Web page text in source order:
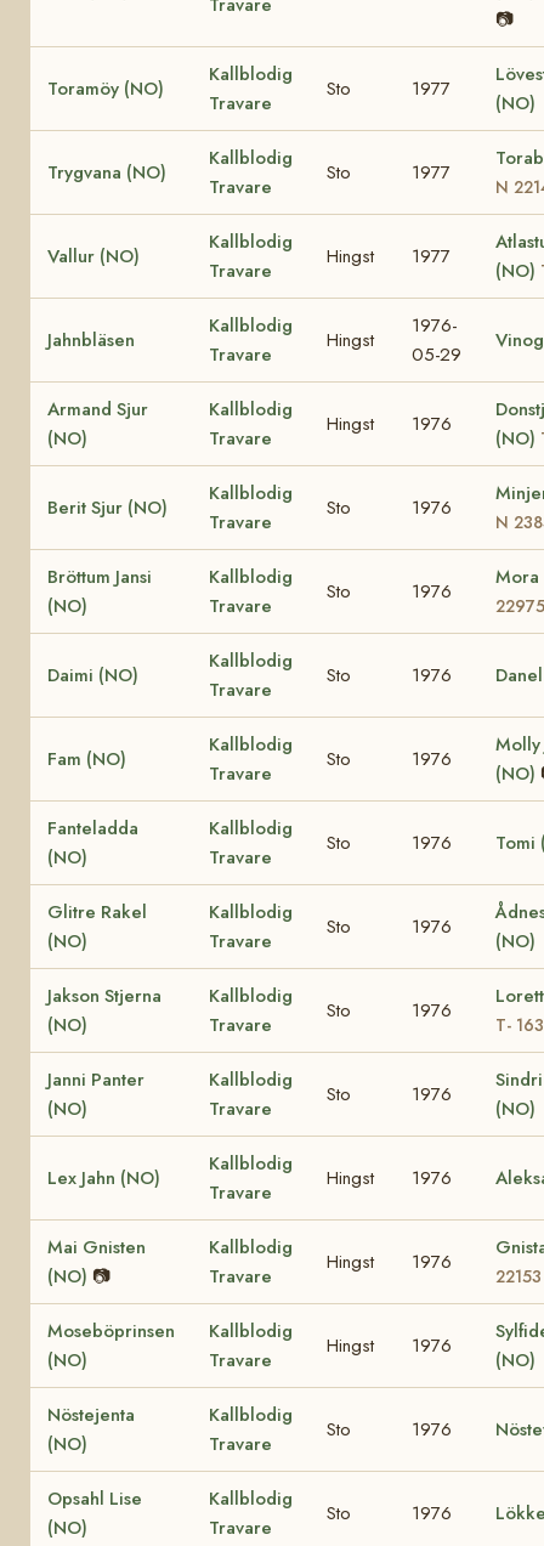
📷
Toramöy (NO)
Kallblodig
Travare
Sto 1977
(NO)
Trygvana (NO)
Kallblodig
Travare
Sto 1977
N
Vallur (NO)
Kallblodig
Travare
Hingst 1977
(NO)
Jahnbläsen
Kallblodig
Travare
Hingst
1976-
05-29
Armand Sjur
(NO)
Kallblodig
Travare
Hingst 1976
(NO)
Berit Sjur (NO)
Kallblodig
Travare
Sto 1976
N
Bröttum Jansi
(NO)
Kallblodig
Travare
Sto 1976
22975
Daimi (NO)
Kallblodig
Travare
Sto 1976
Fam (NO)
Kallblodig
Travare
Sto 1976
Molly
(NO)
Fanteladda
(NO)
Kallblodig
Travare
Sto 1976 Tomi
Glitre Rakel
(NO)
Kallblodig
Travare
Sto 1976
(NO)
Jakson Stjerna
(NO)
Kallblodig
Travare
Sto 1976
T-
Janni Panter
(NO)
Kallblodig
Travare
Sto 1976
(NO)
Lex Jahn (NO)
Kallblodig
Travare
Hingst 1976
Mai Gnisten
(NO) 📷
Kallblodig
Travare
Hingst 1976
22153
Moseböprinsen
(NO)
Kallblodig
Travare
Hingst 1976
(NO)
Nöstejenta
(NO)
Kallblodig
Travare
Sto 1976
Opsahl Lise
(NO)
Kallblodig
Travare
Sto 1976